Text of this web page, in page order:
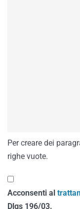
Per creare dei
righe vuote.
Acconsenti al
Dlgs 196/03.